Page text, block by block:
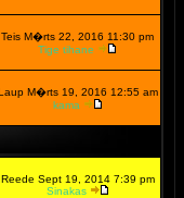
Teis M�rts 22, 2016 11:30 pm
Tige tihane
M�rts 19, 2016 12:55 am
kama
Reede Sept 19, 2014 7:39 pm
Sinakas